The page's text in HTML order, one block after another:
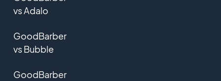
vs Adalo
GoodBarber
vs Bubble
GoodBarber